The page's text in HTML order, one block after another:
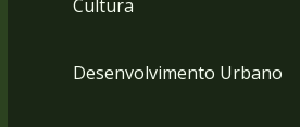
Cultura
Desenvolvimento Urbano